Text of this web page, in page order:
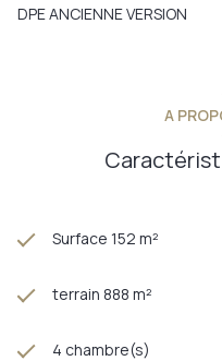
DPE ANCIENNE VERSION
A
Surface 152 m²
terrain 888 m²
4 chambre(s)